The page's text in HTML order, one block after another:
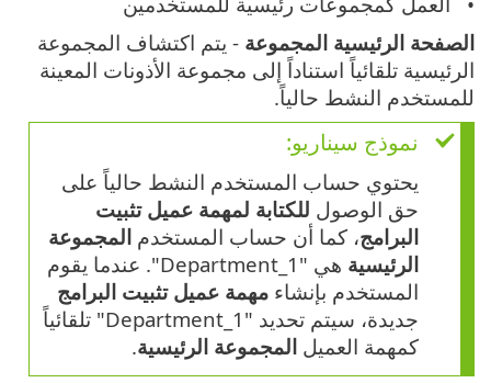
الصفحة الرئيسية المجموعة - يتم اكتشاف المجموعة
الرئيسية تلقائياً استناداً إلى مجموعة الأذونات المعينة
للمستخدم النشط حالياً.
نموذج سيناريو:
يحتوي حساب المستخدم النشط حالياً على
حق الوصول للكتابة لمهمة عميل تثبيت
البرامج، كما أن حساب المستخدم المجموعة
الرئيسية
هي "Department_1". عندما يقوم
المستخدم بإنشاء مهمة عميل تثبيت البرامج
جديدة، سيتم تحديد "Department_1" تلقائياً
كمهمة العميل المجموعة الرئيسية.